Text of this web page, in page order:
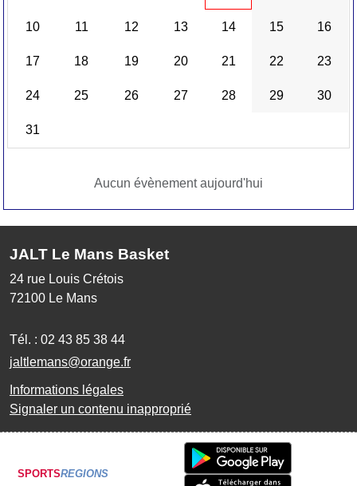
10 11 12 13 14 15 16
17 18 19 20 21 22 23
24 25 26 27 28 29 30
31
Aucun évènement aujourd'hui
JALT Le Mans Basket
24 rue Louis Crétois
72100 Le Mans
Tél. : 02 43 85 38 44
jaltlemans@orange.fr
Informations légales
Signaler un contenu inapproprié
SPORTSREGIONS